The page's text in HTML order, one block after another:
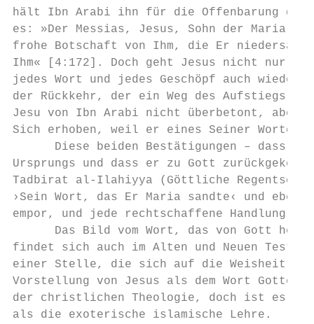
hält Ibn Arabi ihn für die Offenbarung der
es: »Der Messias, Jesus, Sohn der Maria,
frohe Botschaft von Ihm, die Er
Ihm« [4:172]. Doch geht Jesus nicht nur
jedes Wort und jedes Geschöpf auch wieder
der Rückkehr, der ein Weg des
Jesu von Ibn Arabi nicht überbetont, aber
Sich erhoben, weil er eines Seiner Worte
Diese beiden Bestätigungen – dass
Ursprungs und dass er zu Gott
Tadbirat al-Ilahiyya (Göttliche
›Sein Wort, das Er Maria sandte‹ und
empor, und jede rechtschaffene Handlung
Das Bild vom Wort, das von Gott
findet sich auch im Alten und Neuen
einer Stelle, die sich auf die Weisheit
Vorstellung von Jesus als dem Wort
der christlichen Theologie, doch ist es
als die exoterische islamische Lehre.